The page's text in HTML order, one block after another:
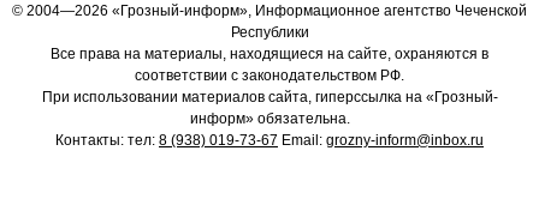
© 2004—2026 «Грозный-информ», Информационное агентство Чеченской
Республики
Все права на материалы, находящиеся на сайте, охраняются в
соответствии с законодательством РФ.
При использовании материалов сайта, гиперссылка на «Грозный-
информ» обязательна.
Контакты: тел: 8 (938) 019-73-67 Email: grozny-inform@inbox.ru